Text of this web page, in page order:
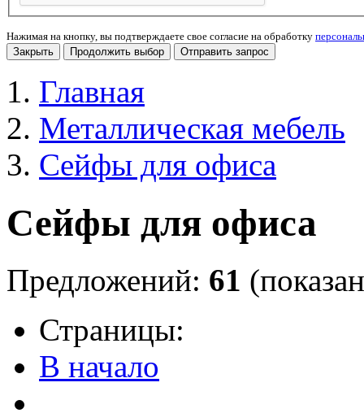
Нажимая на кнопку, вы подтверждаете свое согласие на обработку
Закрыть
Продолжить выбор Отправить запрос
Главная
Металлическая мебель
Сейфы для офиса
Сейфы для офиса
Предложений: 61
Страницы:
В начало